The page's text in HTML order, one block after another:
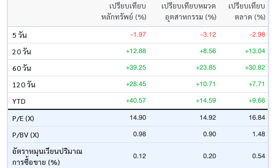
เปรียบเทียบ
หลักทรัพย์ (%)
เปรียบเทียบหมวด
อุตสาหกรรม (%)
เปรียบเทียบ
ตลาด (%)
5 วัน
-1.97 -3.12 -2.98
20 วัน +12.88 +8.56 +13.04
60 วัน +39.25 +23.85 +30.82
120 วัน +28.45 +10.71 +7.71
YTD +40.57 +14.59 +9.66
P/E (X) 14.90 14.92 16.84
P/BV (X) 0.98 0.90 1.48
อัตราหมุนเวียนปริมาณ
การซื้อขาย (%)
0.12 0.20 0.54